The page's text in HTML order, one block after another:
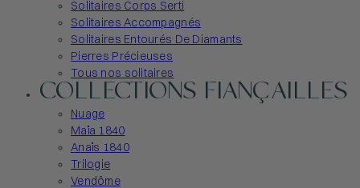
Solitaires Corps Serti
Solitaires Accompagnés
Solitaires Entourés De Diamants
Pierres Précieuses
Tous nos solitaires
COLLECTIONS FIANÇAILLES
Nuage
Maïa 1840
Anaïs 1840
Trilogie
Vendôme